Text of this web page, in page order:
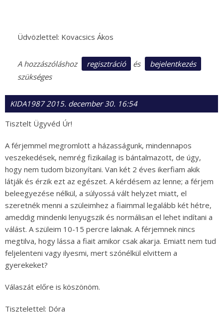
Üdvözlettel: Kovacsics Ákos
A hozzászóláshoz regisztráció és
bejelentkezés
szükséges
KIDA1987 2015. december 30. 16:54
Tisztelt Ügyvéd Úr!
A férjemmel megromlott a házasságunk, mindennapos
veszekedések, nemrég fizikailag is bántalmazott, de úgy,
hogy nem tudom bizonyítani. Van két 2 éves ikerfiam akik
látják és érzik ezt az egészet. A kérdésem az lenne; a férjem
beleegyezése nélkül, a súlyossá vált helyzet miatt, el
szeretnék menni a szüleimhez a fiaimmal legalább két hétre,
ameddig mindenki lenyugszik és normálisan el lehet indítani a
válást. A szüleim 10-15 percre laknak. A férjemnek nincs
megtilva, hogy lássa a fiait amikor csak akarja. Emiatt nem tud
feljelenteni vagy ilyesmi, mert szónélkül elvittem a
gyerekeket?
Válaszát előre is köszönöm.
Tisztelettel: Dóra